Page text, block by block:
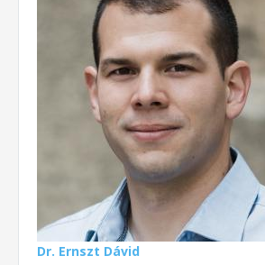
Dr. Ernszt Dávid